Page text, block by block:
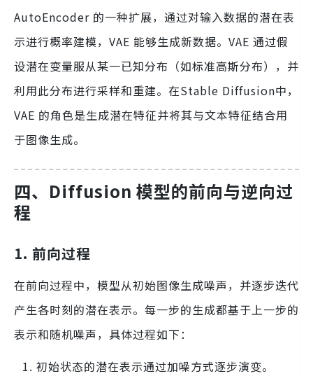
AutoEncoder 的一种扩展，通过对输入数据的潜在表
示进行概率建模，VAE 能够生成新数据。VAE 通过假
设潜在变量服从某一已知分布（如标准高斯分布），并
利用此分布进行采样和重建。在Stable Diffusion中，
VAE 的角色是生成潜在特征并将其与文本特征结合用
于图像生成。
四、Diffusion 模型的前向与逆向过
程
1. 前向过程
在前向过程中，模型从初始图像生成噪声，并逐步迭代
产生各时刻的潜在表示。每一步的生成都基于上一步的
表示和随机噪声，具体过程如下：
初始状态的潜在表示通过加噪方式逐步演变。